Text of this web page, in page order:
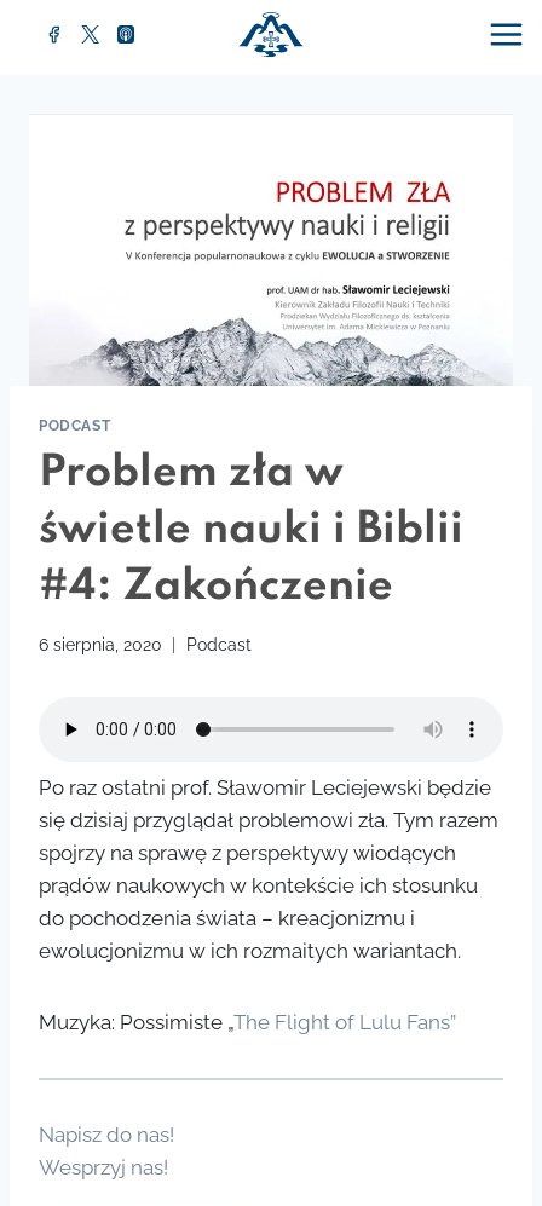
PODCAST
Problem zła w
świetle nauki i Biblii
#4: Zakończenie
6 sierpnia, 2020 Podcast
Po raz ostatni prof. Sławomir Leciejewski będzie
się dzisiaj przyglądał problemowi zła. Tym razem
spojrzy na sprawę z perspektywy wiodących
prądów naukowych w kontekście ich stosunku
do pochodzenia świata – kreacjonizmu i
ewolucjonizmu w ich rozmaitych wariantach.
Muzyka: Possimiste „The Flight of Lulu Fans”
Napisz do nas!
Wesprzyj nas!